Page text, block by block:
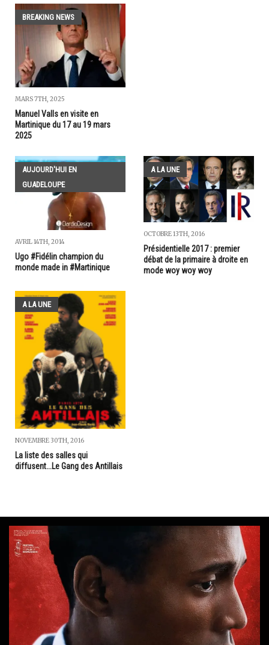
BREAKING NEWS
MARS 7TH, 2025
Manuel Valls en visite en
Martinique du 17 au 19 mars
2025
AUJOURD'HUI EN
GUADELOUPE
AVRIL 14TH, 2014
Ugo #Fidélin champion du
monde made in #Martinique
A LA UNE
OCTOBRE 13TH, 2016
Présidentielle 2017 : premier
débat de la primaire à droite en
mode woy woy woy
A LA UNE
NOVEMBRE 30TH, 2016
La liste des salles qui
diffusent...Le Gang des Antillais